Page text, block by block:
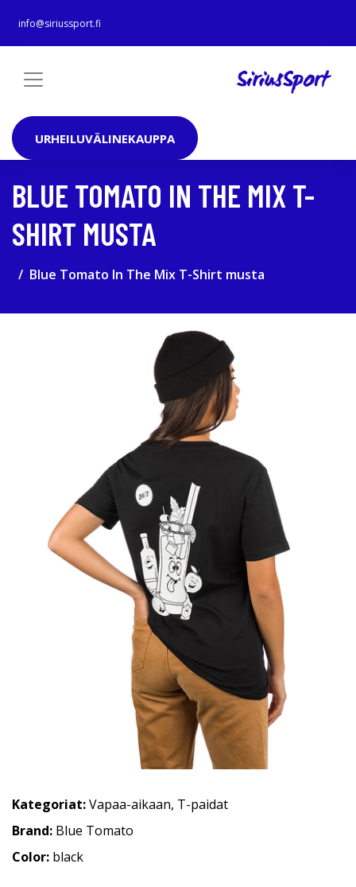
info@siriussport.fi
URHEILUVÄLINEKAUPPA
BLUE TOMATO IN THE MIX T-
SHIRT MUSTA
Blue Tomato In The Mix T-Shirt musta
Kategoriat:Vapaa-aikaan, T-paidat
Brand: Blue Tomato
Color: black